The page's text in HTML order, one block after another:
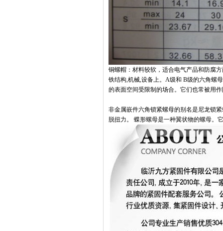
铜螺帽：材料较软，适合电气产品和防腐
铁结构,机械,设备上。A级和 B级的六角螺
的表面空间受限制的场合。它们也常被用
非金属嵌件六角锁紧螺母的别名是尼龙锁
脱扭力。 蝶形螺母是一种翼状物的螺母。